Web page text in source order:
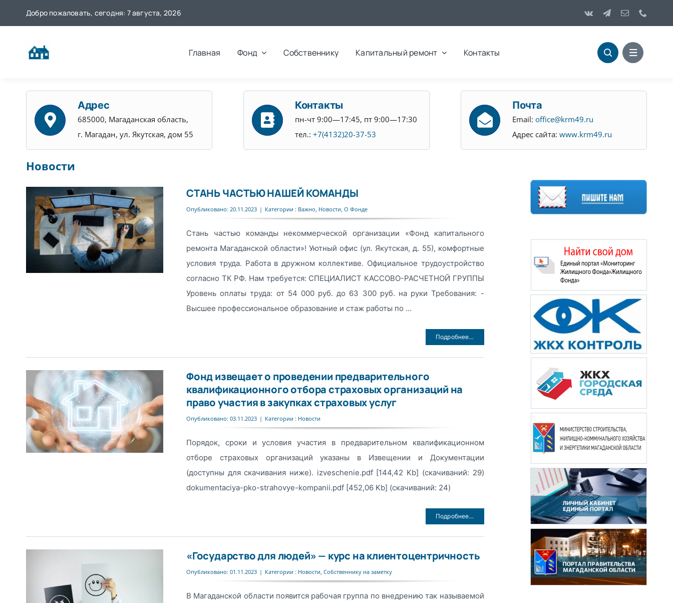
Добро пожаловать, сегодня: 7 августа, 2026
Главная Фонд Собственнику Капитальный ремонт Контакты
Адрес
685000, Магаданская область,
г. Магадан, ул. Якутская, дом 55
Контакты
пн-чт 9:00—17:45, пт 9:00—17:30
тел.: +7(4132)20-37-53
Почта
Email: office@krm49.ru
Адрес сайта: www.krm49.ru
Новости
СТАНЬ ЧАСТЬЮ НАШЕЙ КОМАНДЫ
Опубликовано: 20.11.2023 | Категории : Важно Новости О Фонде
Стань частью команды некоммерческой организации «Фонд капитального
ремонта Магаданской области»! Уютный офис (ул. Якутская, д. 55), комфортные
условия труда. Работа в дружном коллективе. Официальное трудоустройство
согласно ТК РФ. Нам требуется: СПЕЦИАЛИСТ КАССОВО-РАСЧЕТНОЙ ГРУППЫ
Уровень оплаты труда: от 54 000 руб. до 63 300 руб. на руки Требования: -
Высшее профессиональное образование и стаж работы по ...
Подробнее…
Фонд извещает о проведении предварительного
квалификационного отбора страховых организаций на
право участия в закупках страховых услуг
Опубликовано: 03.11.2023 | Категории : Новости
Порядок, сроки и условия участия в предварительном квалификационном
отборе страховых организаций указаны в Извещении и Документации
(доступны для скачивания ниже). izveschenie.pdf [144,42 Kb] (cкачиваний: 29)
dokumentaciya-pko-strahovye-kompanii.pdf [452,06 Kb] (cкачиваний: 24)
Подробнее…
«Государство для людей» — курс на клиентоцентричность
Опубликовано: 01.11.2023 | Категории : Новости Собственнику на заметку
В Магаданской области появится рабочая группа по внедрению так называемой